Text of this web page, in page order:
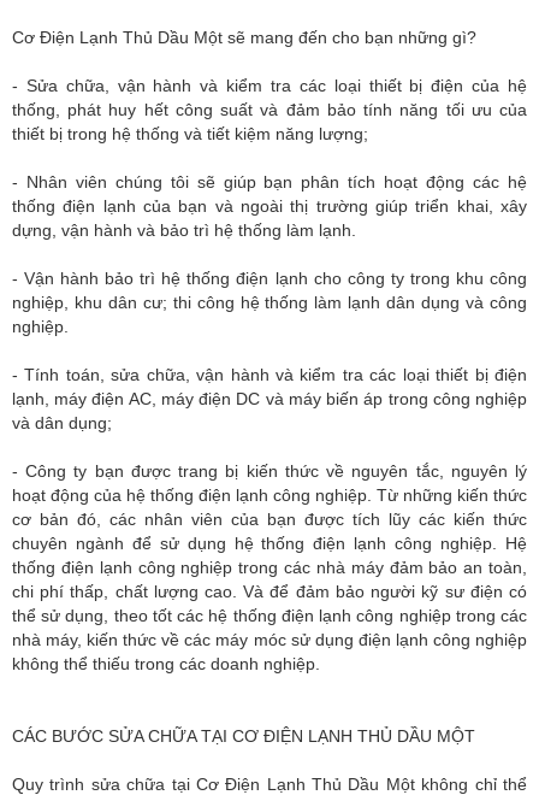
Cơ Điện Lạnh Thủ Dầu Một sẽ mang đến cho bạn những gì?
- Sửa chữa, vận hành và kiểm tra các loại thiết bị điện của hệ
thống, phát huy hết công suất và đảm bảo tính năng tối ưu của
thiết bị trong hệ thống và tiết kiệm năng lượng;
- Nhân viên chúng tôi sẽ giúp bạn phân tích hoạt động các hệ
thống điện lạnh của bạn và ngoài thị trường giúp triển khai, xây
dựng, vận hành và bảo trì hệ thống làm lạnh.
- Vận hành bảo trì hệ thống điện lạnh cho công ty trong khu công
nghiệp, khu dân cư; thi công hệ thống làm lạnh dân dụng và công
nghiệp.
- Tính toán, sửa chữa, vận hành và kiểm tra các loại thiết bị điện
lạnh, máy điện AC, máy điện DC và máy biến áp trong công nghiệp
và dân dụng;
- Công ty bạn được trang bị kiến thức về nguyên tắc, nguyên lý
hoạt động của hệ thống điện lạnh công nghiệp. Từ những kiến thức
cơ bản đó, các nhân viên của bạn được tích lũy các kiến thức
chuyên ngành để sử dụng hệ thống điện lạnh công nghiệp. Hệ
thống điện lạnh công nghiệp trong các nhà máy đảm bảo an toàn,
chi phí thấp, chất lượng cao. Và để đảm bảo người kỹ sư điện có
thể sử dụng, theo tốt các hệ thống điện lạnh công nghiệp trong các
nhà máy, kiến thức về các máy móc sử dụng điện lạnh công nghiệp
không thể thiếu trong các doanh nghiệp.
CÁC BƯỚC SỬA CHỮA TẠI CƠ ĐIỆN LẠNH THỦ DẦU MỘT
Quy trình sửa chữa tại Cơ Điện Lạnh Thủ Dầu Một không chỉ thể